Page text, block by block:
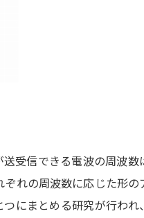
大学で学べる内
新増設大学・学部・
データサイエンス特集
受信できる電波の周波数
ぞれの周波数に応じた形の
にまとめる研究が行われ、